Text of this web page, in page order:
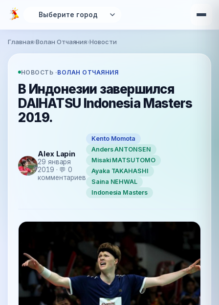
Перейти к основному содержанию
Вы здесь
Главная›Волан Отчаяния›Новости
НОВОСТЬ ·ВОЛАН ОТЧАЯНИЯ
В Индонезии завершился
DAIHATSU Indonesia Masters
2019.
Alex Lapin
29 января
2019 · 💬 0
комментариев
Kento Momota
Anders ANTONSEN
Misaki MATSUTOMO
Ayaka TAKAHASHI
Saina NEHWAL
Indonesia Masters